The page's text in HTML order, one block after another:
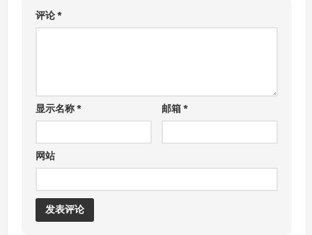
评论*
显示名称* 邮箱*
网站